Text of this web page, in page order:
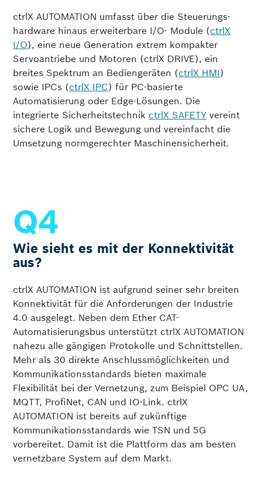
ctrlX AUTOMATION umfasst über die Steuerungs­
hardware hinaus erweiterbare I/O- Module (ctrlX
I/O), eine neue Generation extrem kompakter
Servoantriebe und Motoren (ctrlX DRIVE), ein
breites Spektrum an Bediengeräten (ctrlX HMI)
sowie IPCs (ctrlX IPC) für PC-basierte
Automatisierung oder Edge-Lösungen. Die
integrierte Sicherheits­technik ctrlX SAFETY vereint
sichere Logik und Bewegung und vereinfacht die
Umsetzung normgerechter Maschinen­sicherheit.
Wie sieht es mit der Konnektivität
aus?
ctrlX AUTOMATION ist aufgrund seiner sehr breiten
Konnektivität für die Anforderungen der Industrie
4.0 ausgelegt. Neben dem Ether CAT-
Automatisierungsbus unterstützt ctrlX AUTOMATION
nahezu alle gängigen Protokolle und Schnittstellen.
Mehr als 30 direkte Anschluss­möglichkeiten und
Kommunikations­standards bieten maximale
Flexibilität bei der Vernetzung, zum Beispiel OPC UA,
MQTT, ProfiNet, CAN und IO-Link. ctrlX
AUTOMATION ist bereits auf zukünftige
Kommunikations­standards wie TSN und 5G
vorbereitet. Damit ist die Plattform das am besten
vernetzbare System auf dem Markt.